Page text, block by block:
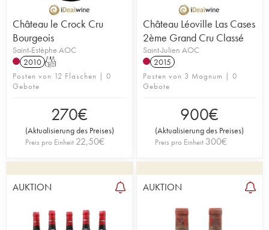
Château le Crock Cru
Bourgeois
Saint-Estèphe AOC
2010 T
Posten von 12 Flaschen | 0
Gebote
270€
(Aktualisierung des Preises)
Preis pro Einheit 22,50€
Château Léoville Las Cases
2ème Grand Cru Classé
Saint-Julien AOC
2015
Posten von 3 Magnum | 0
Gebote
900€
(Aktualisierung des Preises)
Preis pro Einheit 300€
AUKTION AUKTION